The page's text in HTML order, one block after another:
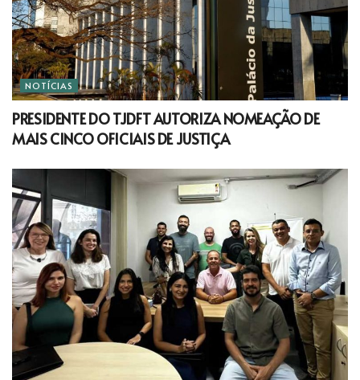
NOTÍCIAS
PRESIDENTE DO TJDFT AUTORIZA NOMEAÇÃO DE
MAIS CINCO OFICIAIS DE JUSTIÇA